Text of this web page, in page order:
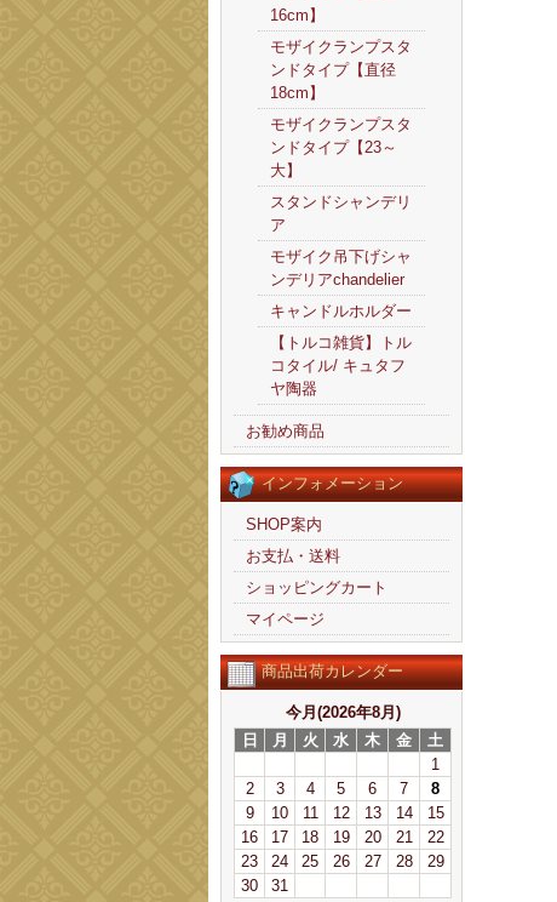
16cm】
モザイクランプスタ
ンドタイプ【直径
18cm】
モザイクランプスタ
ンドタイプ【23～
大】
スタンドシャンデリ
ア
モザイク吊下げシャ
ンデリアchandelier
キャンドルホルダー
【トルコ雑貨】トル
コタイル/ キュタフ
ヤ陶器
お勧め商品
インフォメーション
SHOP案内
お支払・送料
ショッピングカート
マイページ
商品出荷カレンダー
今月(2026年8月)
日
月 火 水 木 金
土
1
2
3 4 5 6 7
8
9
10 11 12 13 14
15
16
17 18 19 20 21
22
23
24 25 26 27 28
29
30
31